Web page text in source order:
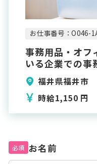
お仕事番号：O046-
事務用品・オフ
いる企業での事
福井県福井市
時給1,150 円
必須 お名前